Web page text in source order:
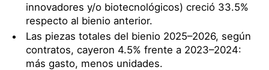
innovadores y/o biotecnológicos) creció 33.5%
respecto al bienio anterior.
Las piezas totales del bienio 2025–2026, según
contratos, cayeron 4.5% frente a 2023–2024:
más gasto, menos unidades.